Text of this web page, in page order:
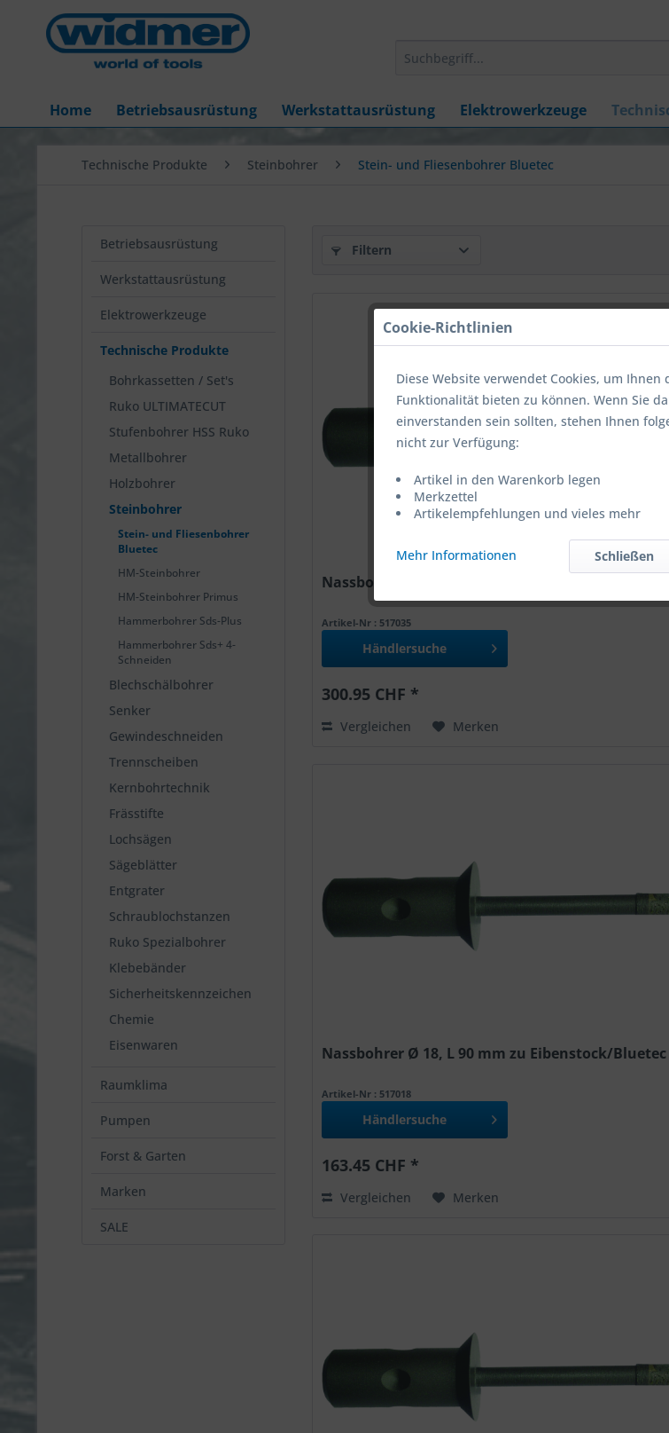
Home Betriebsausrüstung Werkstattausrüstung Elektrowerkzeuge
Technische Produkte Steinbohrer Stein- und Fliesenbohrer Bluetec
Betriebsausrüstung
Werkstattausrüstung
Elektrowerkzeuge
Technische Produkte
Bohrkassetten / Set's
Ruko ULTIMATECUT
Stufenbohrer HSS Ruko
Metallbohrer
Holzbohrer
Steinbohrer
Stein- und Fliesenbohrer
Bluetec
HM-Steinbohrer
HM-Steinbohrer Primus
Hammerbohrer Sds-Plus
Hammerbohrer Sds+ 4-
Schneiden
Blechschälbohrer
Senker
Gewindeschneiden
Trennscheiben
Kernbohrtechnik
Frässtifte
Lochsägen
Sägeblätter
Entgrater
Schraublochstanzen
Ruko Spezialbohrer
Klebebänder
Sicherheitskennzeichen
Chemie
Eisenwaren
Raumklima
Pumpen
Forst & Garten
Marken
SALE
Filtern
Nassbohrer Ø 35, L 90 mm zu Eibenstock/Bluetec
Artikel-Nr : 517035
Händlersuche
300.95 CHF *
Vergleichen Merken
Nassbohrer Ø 18, L 90 mm zu Eibenstock/Bluetec
Artikel-Nr : 517018
Händlersuche
163.45 CHF *
Vergleichen Merken
Cookie-Richtlinien
Diese Website verwendet Cookies, um Ihnen
Funktionalität bieten zu können. Wenn Sie
einverstanden sein sollten, stehen Ihnen
nicht zur Verfügung:
Artikel in den Warenkorb legen
Merkzettel
Artikelempfehlungen und vieles mehr
Mehr Informationen Schließen